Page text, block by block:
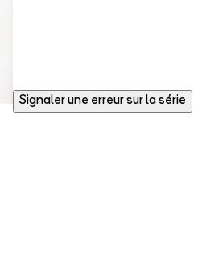
Signaler une erreur sur la série